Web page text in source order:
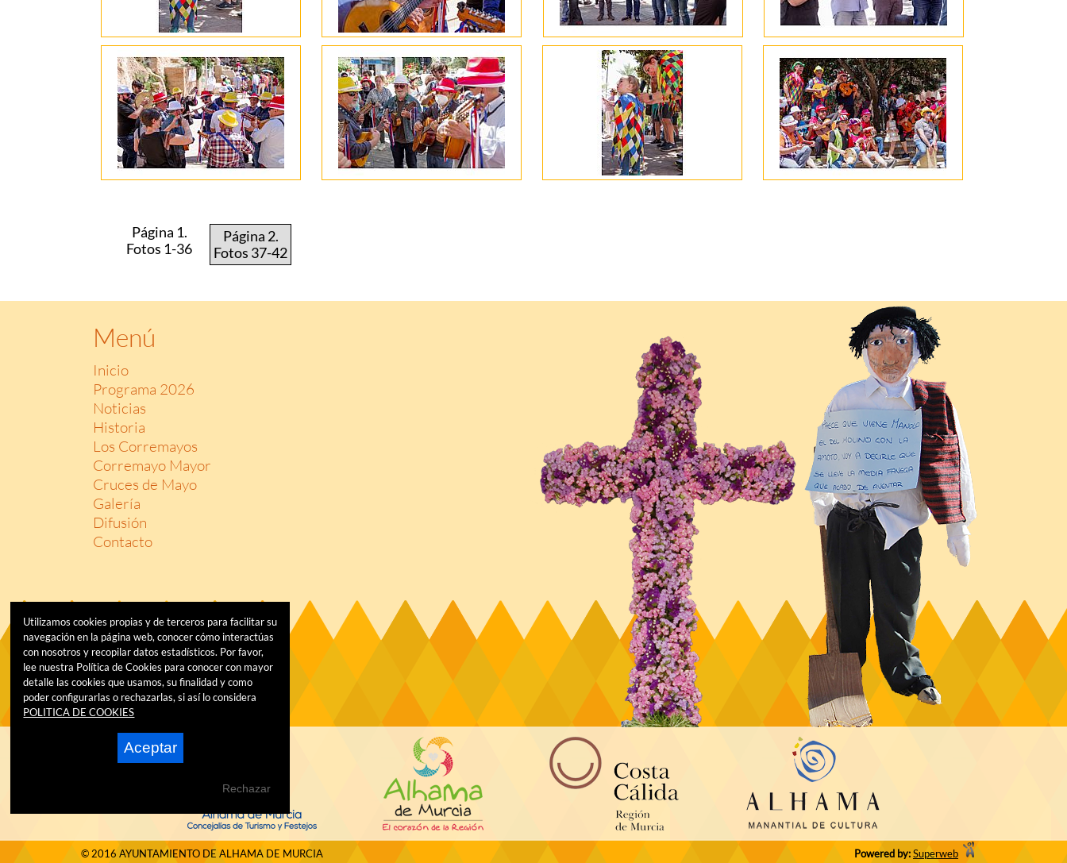
Página 1.
Fotos 1-36
Página 2.
Fotos 37-42
Menú
Inicio
Programa 2026
Noticias
Historia
Los Corremayos
Corremayo Mayor
Cruces de Mayo
Galería
Difusión
Contacto
© 2016 AYUNTAMIENTO DE ALHAMA DE MURCIA Powered by:Superweb
Utilizamos cookies propias y de terceros para facilitar su
navegación en la página web, conocer cómo interactúas
con nosotros y recopilar datos estadísticos. Por favor,
lee nuestra Política de Cookies para conocer con mayor
detalle las cookies que usamos, su finalidad y como
poder configurarlas o rechazarlas, si así lo considera
POLITICA DE COOKIES
Aceptar
Rechazar